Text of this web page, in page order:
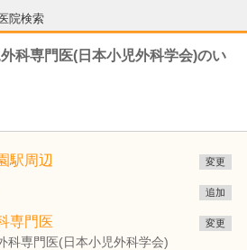
院検索
科専門医(日本小児外科学会)のい
駅周辺 変更
追加
専門医
科専門医(日本小児外科学会)
変更